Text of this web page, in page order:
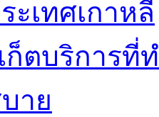
ะเทศเกาหลี
ก็ตบริการ
าย